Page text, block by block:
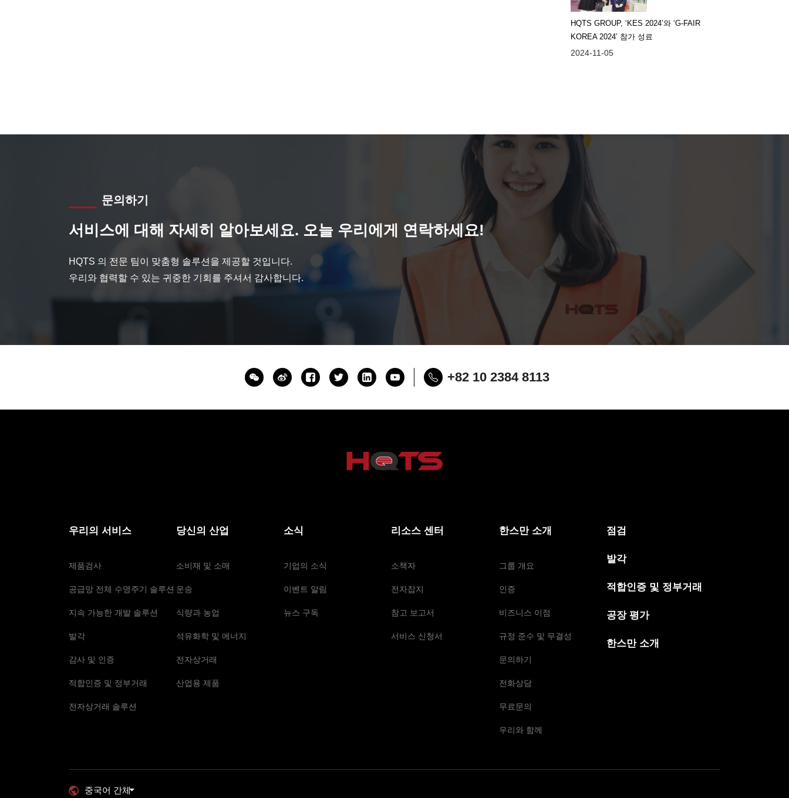
HQTS GROUP, ‘KES 2024’와 ‘G-FAIR
KOREA 2024’ 참가 성료
2024-11-05
문의하기
서비스에 대해 자세히 알아보세요. 오늘 우리에게 연락하세요!
HQTS 의 전문 팀이 맞춤형 솔루션을 제공할 것입니다.
우리와 협력할 수 있는 귀중한 기회를 주셔서 감사합니다.
+82 10 2384 8113
우리의 서비스
제품검사
공급망 전체 수명주기 솔루션
지속 가능한 개발 솔루션
발각
감사 및 인증
적합인증 및 정부거래
전자상거래 솔루션
당신의 산업
소비재 및 소매
운송
식량과 농업
석유화학 및 에너지
전자상거래
산업용 제품
소식
기업의 소식
이벤트 알림
뉴스 구독
리소스 센터
소책자
전자잡지
참고 보고서
서비스 신청서
한스만 소개
그룹 개요
인증
비즈니스 이점
규정 준수 및 무결성
문의하기
전화상담
무료문의
우리와 함께
점검
발각
적합인증 및 정부거래
공장 평가
한스만 소개
중국어 간체